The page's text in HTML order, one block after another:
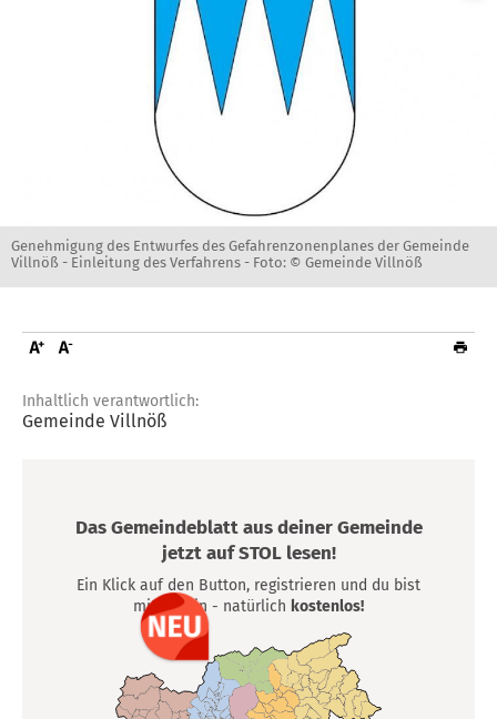
Genehmigung des Entwurfes des Gefahrenzonenplanes der Gemeinde
Villnöß - Einleitung des Verfahrens - Foto: © Gemeinde Villnöß
Inhaltlich verantwortlich:
Gemeinde Villnöß
Das Gemeindeblatt aus deiner Gemeinde
jetzt auf STOL lesen!
Ein Klick auf den Button, registrieren und du bist
mittendrin - natürlich kostenlos!